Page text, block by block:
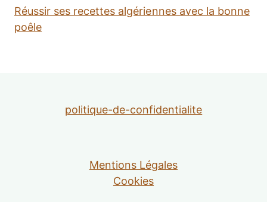
Réussir ses recettes algériennes avec la bonne
poêle
politique-de-confidentialite
Mentions Légales
Cookies